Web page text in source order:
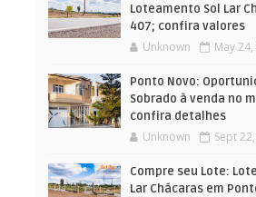
Loteamento Sol Lar
407; confira valores
Unknown May
Ponto Novo:
Sobrado à venda no
confira detalhes
Unknown Sept
Compre seu Lote:
Lar Chácaras em